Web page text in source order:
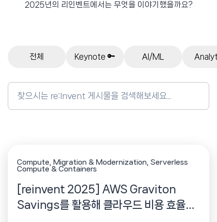
2025년의 리인벤트에서는 무엇을 이야기했을까요?
전체 Keynote 🔑 AI/ML
Search
Compute Migration & Modernization Serverless
Compute & Containers
[reinvent 2025] AWS Graviton
Savings를 활용해 클라우드 비용 효율성